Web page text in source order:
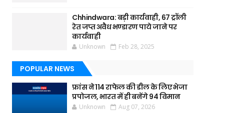
Chhindwara: बड़ी कार्यवाही, 67 ट्रॉली
रेत जप्त अवैध भण्डारण पाये जाने पर
कार्यवाही
Unknown Feb 28, 2025
POPULAR NEWS
फ्रांस ने 114 राफेल की डील के लिए भेजा
प्रपोजल, भारत में ही बनेंगे 94 विमान
Unknown Aug 07, 2026